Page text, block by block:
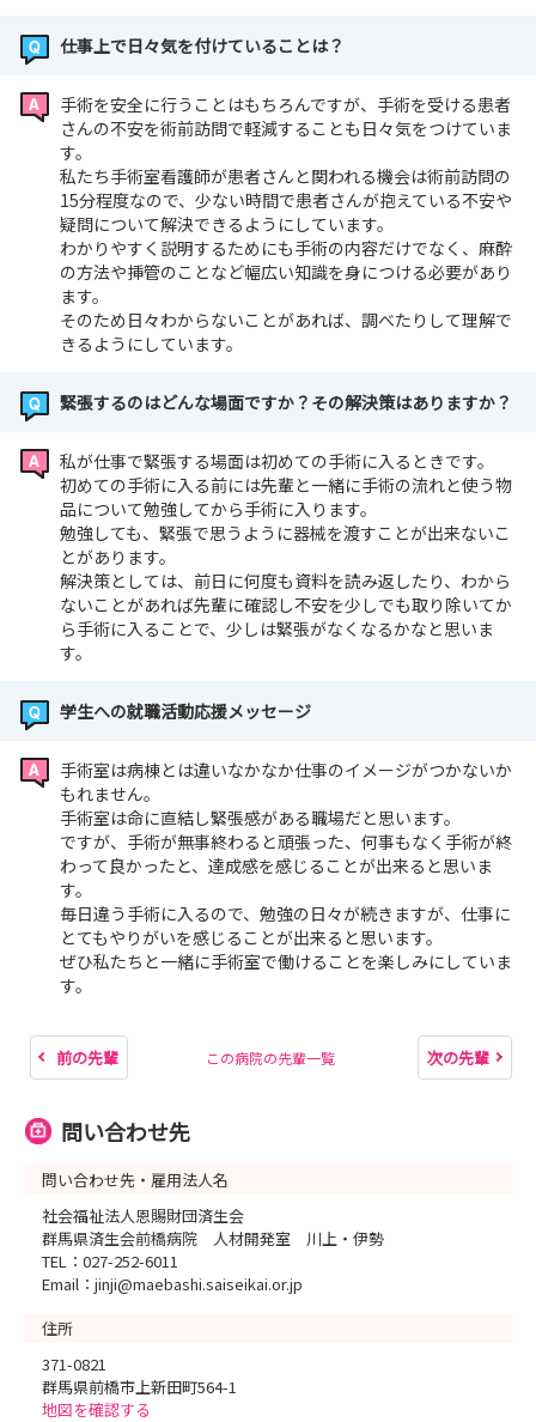
仕事上で日々気を付けていることは？
手術を安全に行うことはもちろんですが、手術を受ける患者
さんの不安を術前訪問で軽減することも日々気をつけていま
す。
私たち手術室看護師が患者さんと関われる機会は術前訪問の
15分程度なので、少ない時間で患者さんが抱えている不安や
疑問について解決できるようにしています。
わかりやすく説明するためにも手術の内容だけでなく、麻酔
の方法や挿管のことなど幅広い知識を身につける必要があり
ます。
そのため日々わからないことがあれば、調べたりして理解で
きるようにしています。
緊張するのはどんな場面ですか？その解決策はありますか？
私が仕事で緊張する場面は初めての手術に入るときです。
初めての手術に入る前には先輩と一緒に手術の流れと使う物
品について勉強してから手術に入ります。
勉強しても、緊張で思うように器械を渡すことが出来ないこ
とがあります。
解決策としては、前日に何度も資料を読み返したり、わから
ないことがあれば先輩に確認し不安を少しでも取り除いてか
ら手術に入ることで、少しは緊張がなくなるかなと思いま
す。
学生への就職活動応援メッセージ
手術室は病棟とは違いなかなか仕事のイメージがつかないか
もれません。
手術室は命に直結し緊張感がある職場だと思います。
ですが、手術が無事終わると頑張った、何事もなく手術が終
わって良かったと、達成感を感じることが出来ると思いま
す。
毎日違う手術に入るので、勉強の日々が続きますが、仕事に
とてもやりがいを感じることが出来ると思います。
ぜひ私たちと一緒に手術室で働けることを楽しみにしていま
す。
前の先輩 この病院の先輩一覧 次の先輩
問い合わせ先
問い合わせ先・雇用法人名
社会福祉法人恩賜財団済生会
群馬県済生会前橋病院 人材開発室 川上・伊勢
TEL：027-252-6011
Email：jinji@maebashi.saiseikai.or.jp
住所
371-0821
群馬県前橋市上新田町564-1
地図を確認する